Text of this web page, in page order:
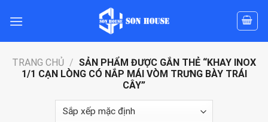
TRANG CHỦ / SẢN PHẨM ĐƯỢC GẮN THẺ “KHAY INOX
1/1 CẠN LÒNG CÓ NẮP MÁI VÒM TRƯNG BÀY TRÁI
CÂY”